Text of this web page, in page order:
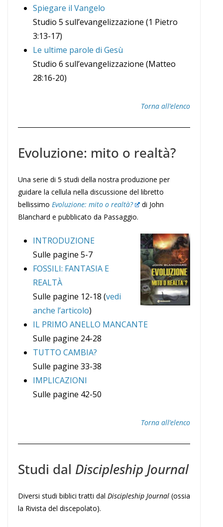
Spiegare il Vangelo
Studio 5 sull’evangelizzazione (1 Pietro
3:13-17)
Le ultime parole di Gesù
Studio 6 sull’evangelizzazione (Matteo
28:16-20)
Torna all’elenco
Evoluzione: mito o realtà?
Una serie di 5 studi della nostra produzione per
guidare la cellula nella discussione del libretto
bellissimo Evoluzione: mito o realtà?
di John
Blanchard e pubblicato da Passaggio.
INTRODUZIONE
Sulle pagine 5-7
FOSSILI: FANTASIA E
REALTÀ
Sulle pagine 12-18 (vedi
anche l’articolo)
IL PRIMO ANELLO MANCANTE
Sulle pagine 24-28
TUTTO CAMBIA?
Sulle pagine 33-38
IMPLICAZIONI
Sulle pagine 42-50
Torna all’elenco
Studi dal Discipleship Journal
Diversi studi biblici tratti dal Discipleship Journal (ossia
la Rivista del discepolato).